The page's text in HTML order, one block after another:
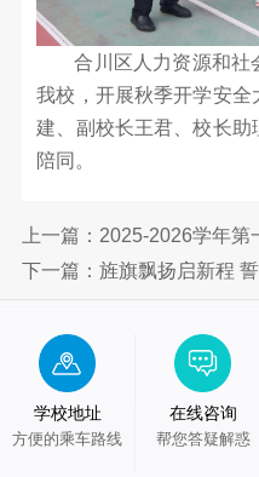
魅
力
校
园
景
预
实
训
中
闻
校
园
最
新
公
告
专
置
升
学
留
合川区人力资源和社
我校，开展秋季开学安
建、副校长王君、校长助
陪同。
上一篇：2025-2026学年
下一篇：旌旗飘扬启新程
学校地址
方便的乘车路线
在线咨询
帮您答疑解惑